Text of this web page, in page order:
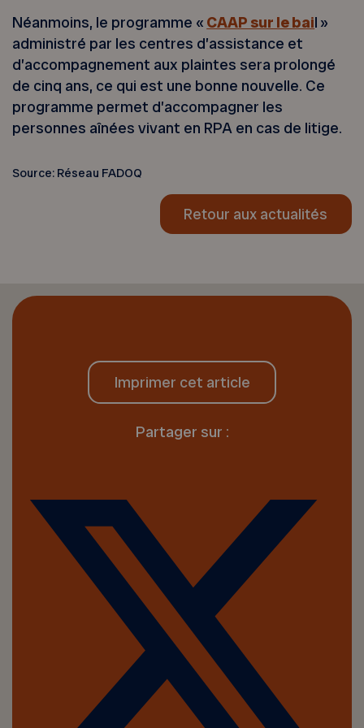
Néanmoins, le programme « CAAP sur le bail »
administré par les centres d’assistance et
d’accompagnement aux plaintes sera prolongé
de cinq ans, ce qui est une bonne nouvelle. Ce
programme permet d’accompagner les
personnes aînées vivant en RPA en cas de litige.
Source: Réseau FADOQ
Retour aux actualités
Imprimer cet article
Partager sur :